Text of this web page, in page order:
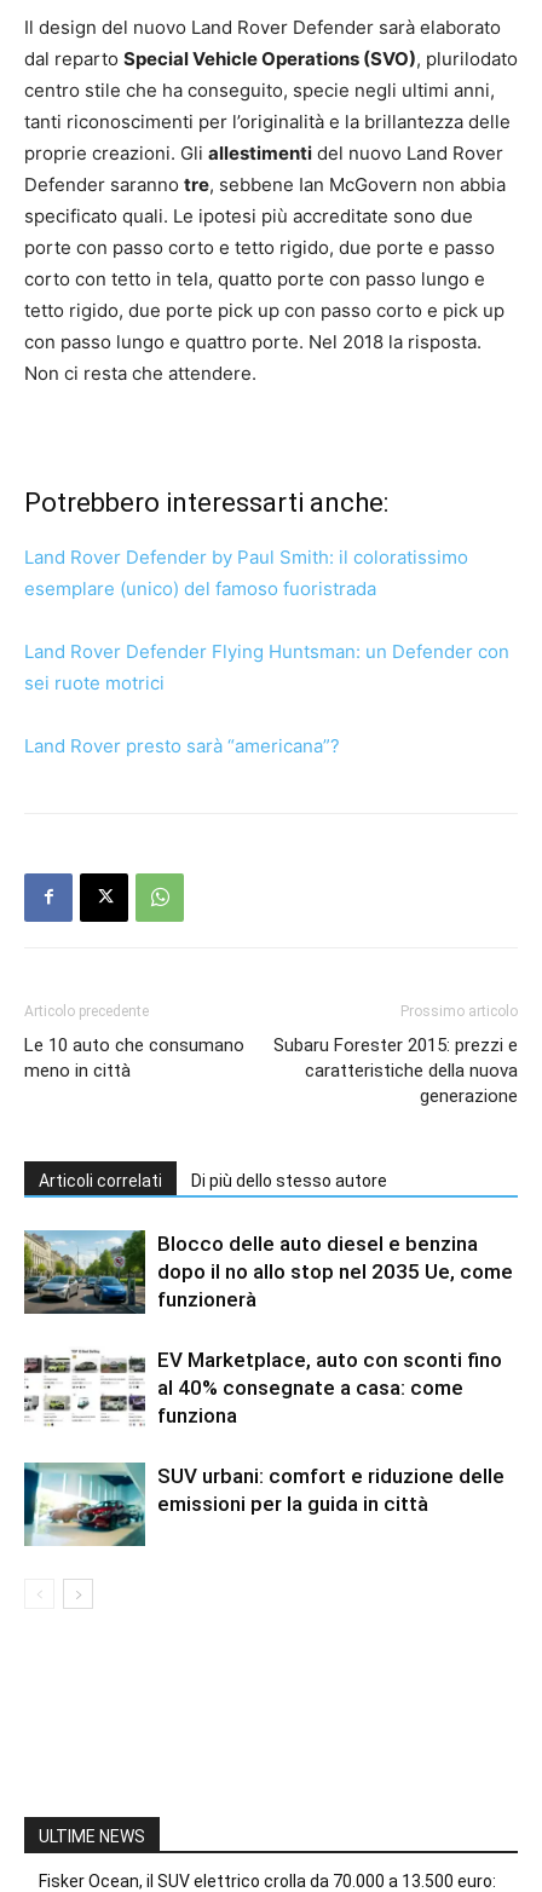
Il design del nuovo Land Rover Defender sarà elaborato
dal reparto Special Vehicle Operations (SVO), plurilodato
centro stile che ha conseguito, specie negli ultimi anni,
tanti riconoscimenti per l’originalità e la brillantezza delle
proprie creazioni. Gli allestimenti del nuovo Land Rover
Defender saranno tre, sebbene Ian McGovern non abbia
specificato quali. Le ipotesi più accreditate sono due
porte con passo corto e tetto rigido, due porte e passo
corto con tetto in tela, quatto porte con passo lungo e
tetto rigido, due porte pick up con passo corto e pick up
con passo lungo e quattro porte. Nel 2018 la risposta.
Non ci resta che attendere.
Potrebbero interessarti anche:
Land Rover Defender by Paul Smith: il coloratissimo
esemplare (unico) del famoso fuoristrada
Land Rover Defender Flying Huntsman: un Defender con
sei ruote motrici
Land Rover presto sarà “americana”?
Articolo precedente
Le 10 auto che consumano
meno in città
Prossimo articolo
Subaru Forester 2015: prezzi e
caratteristiche della nuova
generazione
Articoli correlati Di più dello stesso autore
Blocco delle auto diesel e benzina
dopo il no allo stop nel 2035 Ue, come
funzionerà
EV Marketplace, auto con sconti fino
al 40% consegnate a casa: come
funziona
SUV urbani: comfort e riduzione delle
emissioni per la guida in città
ULTIME NEWS
Fisker Ocean, il SUV elettrico crolla da 70.000 a 13.500 euro: